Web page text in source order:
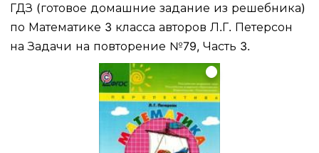
ГДЗ (готовое домашние задание из решебника)
по Математике 3 класса авторов Л.Г. Петерсон
на Задачи на повторение №79, Часть 3.